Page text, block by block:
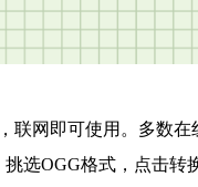
联网即可使用。多数
选OGG格式，点击